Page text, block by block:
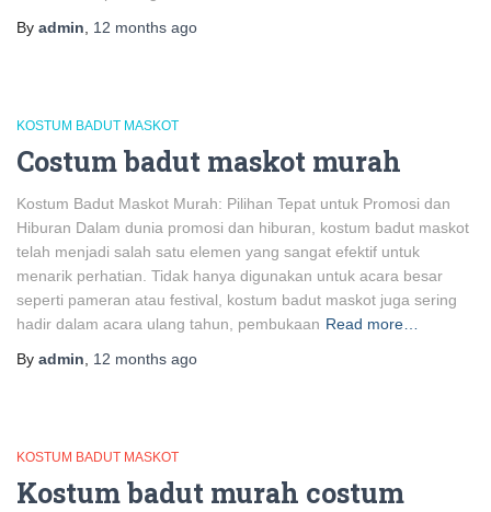
By admin 12 months ago
KOSTUM BADUT MASKOT
Costum badut maskot murah
Kostum Badut Maskot Murah: Pilihan Tepat untuk Promosi dan
Hiburan Dalam dunia promosi dan hiburan, kostum badut maskot
telah menjadi salah satu elemen yang sangat efektif untuk
menarik perhatian. Tidak hanya digunakan untuk acara besar
seperti pameran atau festival, kostum badut maskot juga sering
hadir dalam acara ulang tahun, pembukaan Read more…
By admin 12 months ago
KOSTUM BADUT MASKOT
Kostum badut murah costum